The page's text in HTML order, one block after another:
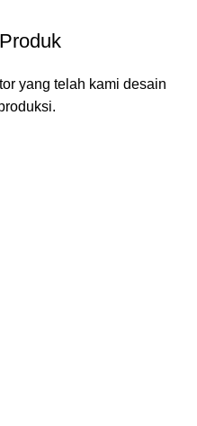
yang telah kami desain